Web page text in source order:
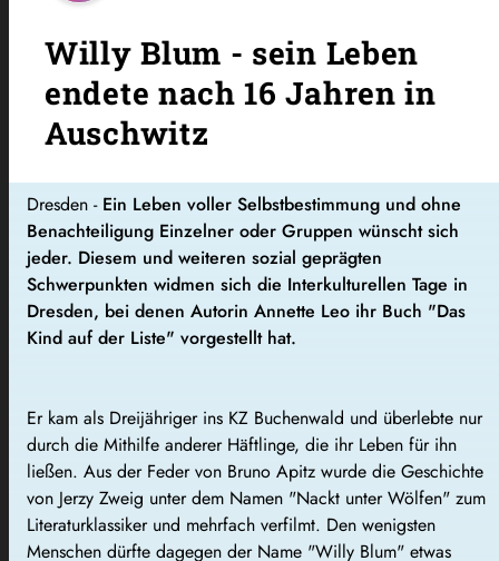
Willy Blum - sein Leben
endete nach 16 Jahren in
Auschwitz
Dresden - Ein Leben voller Selbstbestimmung und ohne
Benachteiligung Einzelner oder Gruppen wünscht sich
jeder. Diesem und weiteren sozial geprägten
Schwerpunkten widmen sich die Interkulturellen Tage in
Dresden, bei denen Autorin Annette Leo ihr Buch "Das
Kind auf der Liste" vorgestellt hat.
Er kam als Dreijähriger ins KZ Buchenwald und überlebte nur
durch die Mithilfe anderer Häftlinge, die ihr Leben für ihn
ließen. Aus der Feder von Bruno Apitz wurde die Geschichte
von Jerzy Zweig unter dem Namen "Nackt unter Wölfen" zum
Literaturklassiker und mehrfach verfilmt. Den wenigsten
Menschen dürfte dagegen der Name "Willy Blum" etwas